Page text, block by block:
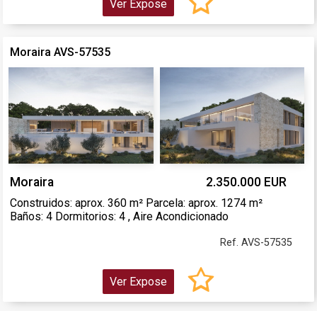
Ver Expose
Moraira AVS-57535
Moraira 2.350.000 EUR
Construidos: aprox. 360 m² Parcela: aprox. 1274 m²
Baños: 4 Dormitorios: 4 , Aire Acondicionado
Ref. AVS-57535
Ver Expose